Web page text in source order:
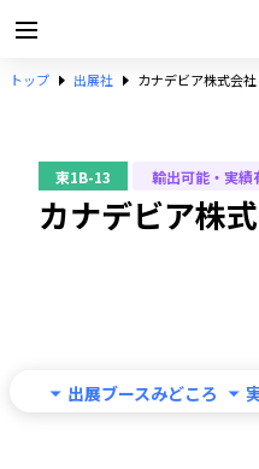
トップ 出展社 カナデビア株式会社
東1B-13 輸出可能・実績
カナデビア株
出展ブースみどころ